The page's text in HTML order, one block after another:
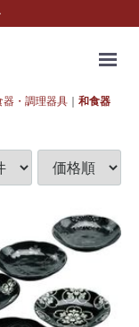
器・調理器具 和食器